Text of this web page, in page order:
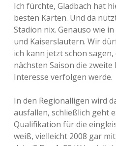
Ich fürchte, Gladbach hat
besten Karten. Und da
Stadion nix. Genauso wie
und Kaiserslautern. Wir
ich kann jetzt schon
nächsten Saison die
Interesse verfolgen werde.
In den Regionalligen wird
ausfallen, schließlich geht
Qualifikation für die
weiß, vielleicht 2008 gar